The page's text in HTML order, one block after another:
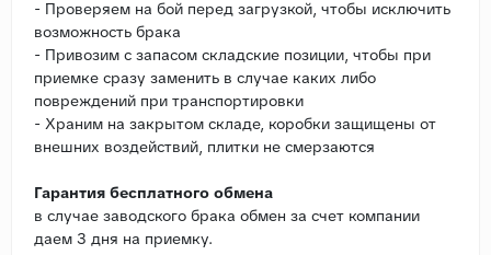
- Проверяем на бой перед загрузкой, чтобы исключить
возможность брака
- Привозим с запасом складские позиции, чтобы при
приемке сразу заменить в случае каких либо
повреждений при транспортировки
- Храним на закрытом складе, коробки защищены от
внешних воздействий, плитки не смерзаются
Гарантия бесплатного обмена
в случае заводского брака обмен за счет компании
даем 3 дня на приемку.